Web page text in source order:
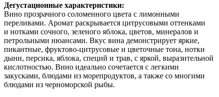
Дегустационные характеристики:
Вино прозрачного соломенного цвета с лимонными
переливами. Аромат раскрывается цитрусовыми оттенками
и нотками сочного, зеленого яблока, цветов, минералов и
петрольными нюансами. Вкус вина демонстрирует яркие,
пикантные, фруктово-цитрусовые и цветочные тона, нотки
дыни, персика, яблока, специй и трав, с яркой, выразительной
кислотностью. Вино идеально сочетается с легкими
закусками, блюдами из морепродуктов, а также со многими
блюдами из черноморской рыбы.